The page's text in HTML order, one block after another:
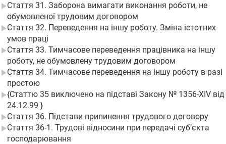
Стаття 31. Заборона вимагати виконання роботи, не
обумовленої трудовим договором
Стаття 32. Переведення на іншу роботу. Зміна істотних
умов праці
Стаття 33. Тимчасове переведення працівника на іншу
роботу, не обумовлену трудовим договором
Стаття 34. Тимчасове переведення на іншу роботу в разі
простою
{Статтю 35 виключено на підставі Закону № 1356-XIV від
24.12.99 }
Стаття 36. Підстави припинення трудового договору
Стаття 36-1. Трудові відносини при передачі суб’єкта
господарювання